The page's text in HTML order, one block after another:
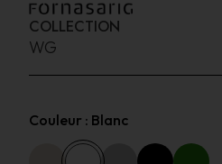
COLLECTION
WG
Couleur : Blanc